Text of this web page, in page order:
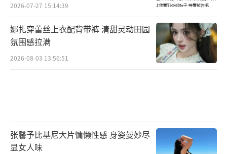
2026-07-27 15:14:39
娜扎穿蕾丝上衣配背带裤 清甜灵动田园
氛围感拉满
2026-08-03 13:56:51
张馨予比基尼大片慵懒性感 身姿曼妙尽
显女人味